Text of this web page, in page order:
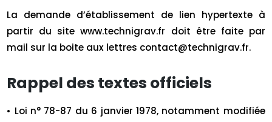
La demande d’établissement de lien hypertexte à
partir du site www.technigrav.fr doit être faite par
mail sur la boite aux lettres contact@technigrav.fr.
Rappel des textes officiels
• Loi n° 78-87 du 6 janvier 1978, notamment modifiée